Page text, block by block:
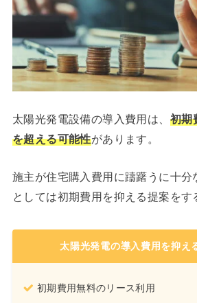
太陽光発電設備の導入費用は、 初期
を超える可能性があります。
施主が住宅購入費用に躊躇うに十分
としては初期費用を抑える提案をす
太陽光発電の導入費用を抑え
初期費用無料のリース利用